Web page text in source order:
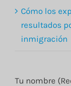
Cómo los
resultados
inmigración
Tu nombre